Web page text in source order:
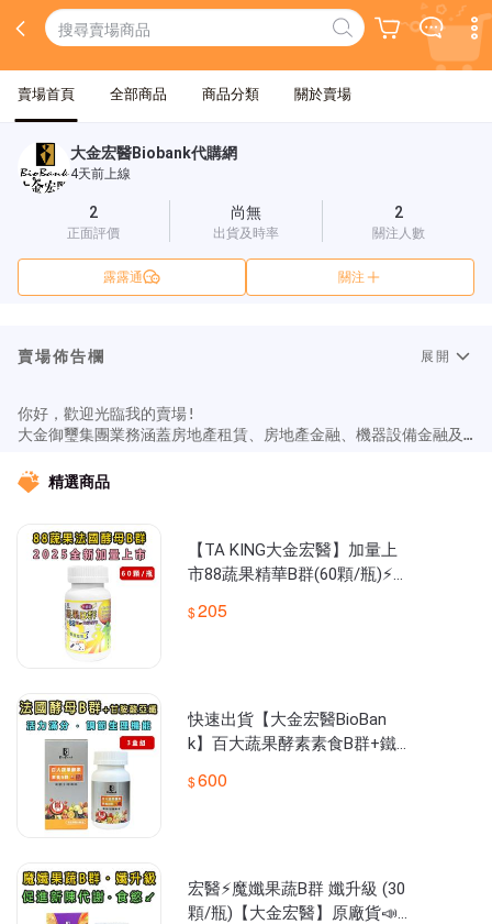
賣場首頁 全部商品 商品分類 關於賣場
大金宏醫Biobank代購網
4天前上線
2
正面評價
尚無
出貨及時率
2
關注人數
露露通 關注
賣場佈告欄 展開
你好，歡迎光臨我的賣場!
大金御璽集團業務涵蓋房地產租賃、房地產金融、機器設備金融及
其中台灣大金宏醫品牌創立自1995年，逾25年的歷史中，
大金宏醫始終秉持其品牌宗旨苦心孤詣於台灣健康保健產業，
品項研發、品質挑選把關、產程及產能到爾後之銷售及售後服務皆
精選商品
【TA KING大金宏醫】加量上
市88蔬果精華B群(60顆/瓶)⚡️
205
快速出貨【大金宏醫BioBan
k】百大蔬果酵素素食B群+鐵
600
宏醫⚡魔孅果蔬B群 孅升級 (30
顆/瓶)【大金宏醫】原廠貨📣